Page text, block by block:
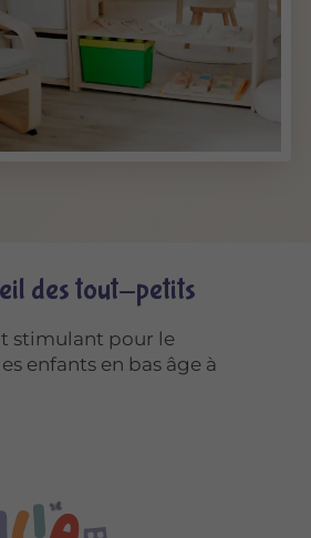
des tout-petits
stimulant pour le
enfants en bas âge à